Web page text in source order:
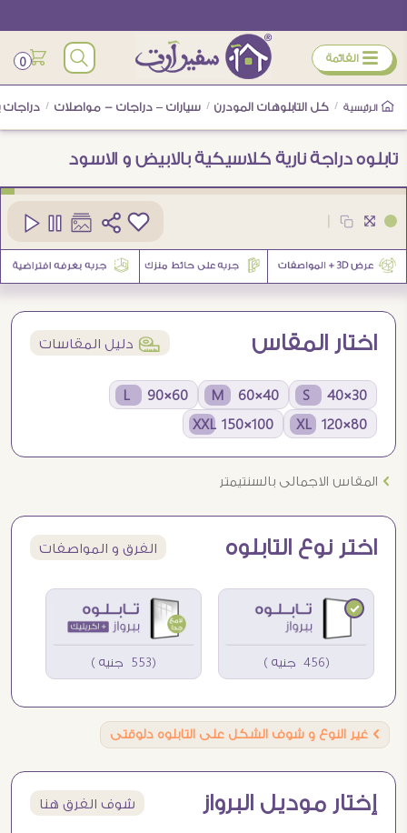
ÿ القائمة 0
الرئيسية / كل التابلوهات المودرن / سيارات – دراجات - مواصلات /
تابلوه دراجة نارية كلاسيكية بالابيض و الاسود
اختار المقاس í دليل المقاسات
30×40 S
40×60 M
60×90 L
80×120 XL
100×150 XXL
Ö المقاس الاجمالى بالسنتيمتر
اختر نوع التابلوه الفرق و المواصفات
(456 جنيه ) (553 جنيه )
Ö غير النوع و شوف الشكل على التابلوه دلوقتى
إختار موديل البرواز شوف الفرق هنا